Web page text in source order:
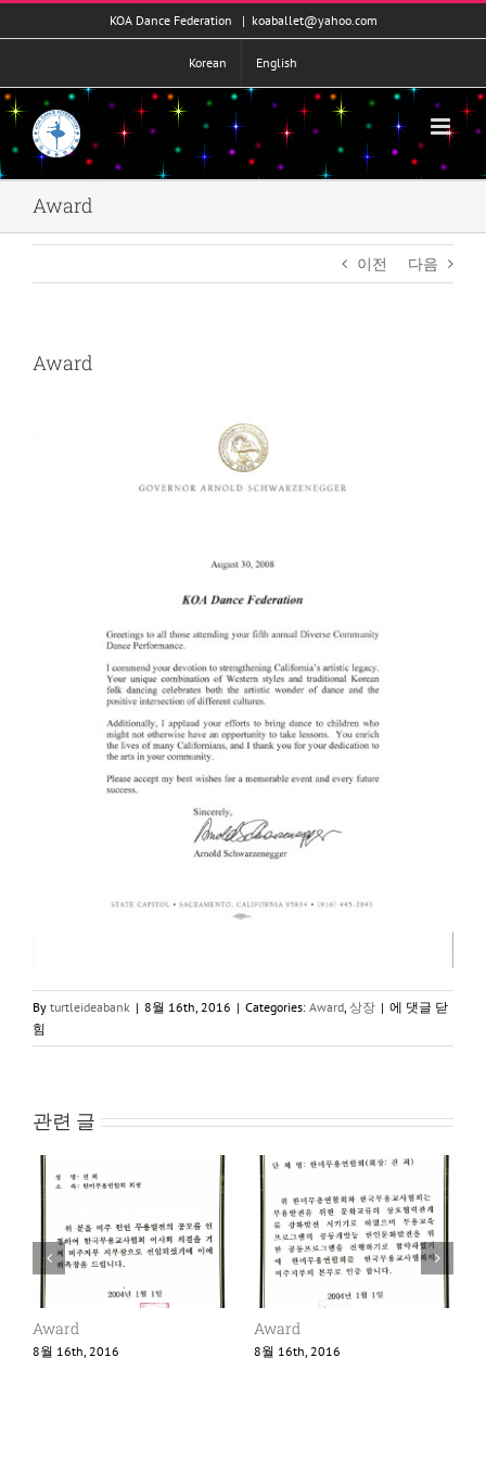
텐
로
건
뛰
기
KOA Dance Federation | koaballet@yahoo.com
Korean English
Award
이전 다음
Award
By turtleideabank | 8월 16th, 2016 | Categories: Award, 상장 | Award
에 댓글 닫
힘
관련 글
Award
8월 16th, 2016
Award
8월 16th, 2016